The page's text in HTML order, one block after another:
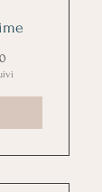
0